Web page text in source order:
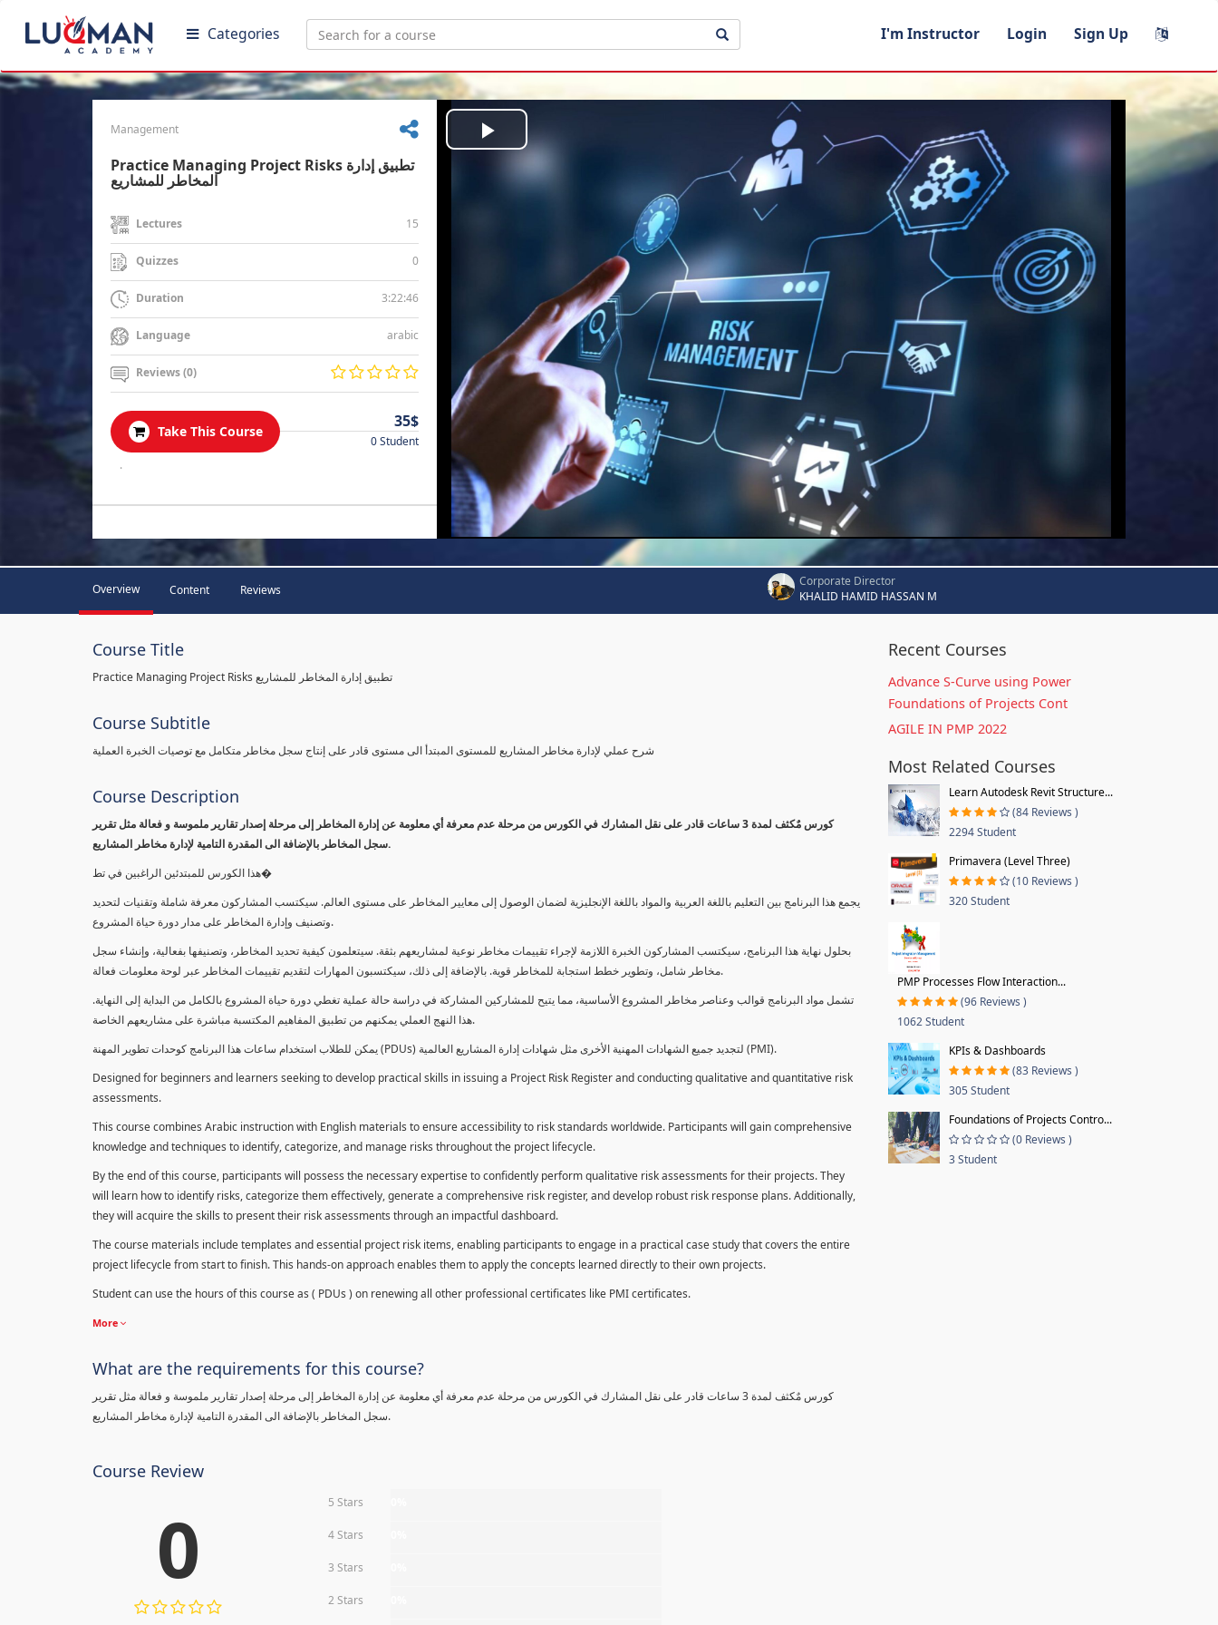
Categories I'm Instructor Login Sign Up
Management
Practice Managing Project Risks تطبيق إدارة
المخاطر للمشاريع
Lectures 15
Quizzes 0
Duration 3:22:46
Language arabic
Reviews (0)
Take This Course
35$
0 Student
.
Play
Video
Overview Content Reviews
Corporate Director
KHALID HAMID HASSAN M
Course Title
Practice Managing Project Risks تطبيق إدارة المخاطر للمشاريع
Course Subtitle
شرح عملي لإدارة مخاطر المشاريع للمستوى المبتدأ الى مستوى قادر على إنتاج سجل مخاطر متكامل مع توصيات الخبرة العملية
Course Description
كورس مٌكثف لمدة 3 ساعات قادر على نقل المشارك في الكورس من مرحلة عدم معرفة أي معلومة عن إدارة المخاطر إلى مرحلة إصدار تقارير ملموسة و فعالة مثل تقرير
سجل المخاطر بالإضافة الى المقدرة التامية لإدارة مخاطر المشاريع.
هذا الكورس للمبتدئين الراغبين في تط�
يجمع هذا البرنامج بين التعليم باللغة العربية والمواد باللغة الإنجليزية لضمان الوصول إلى معايير المخاطر على مستوى العالم. سيكتسب المشاركون معرفة شاملة وتقنيات لتحديد
وتصنيف وإدارة المخاطر على مدار دورة حياة المشروع.
بحلول نهاية هذا البرنامج، سيكتسب المشاركون الخبرة اللازمة لإجراء تقييمات مخاطر نوعية لمشاريعهم بثقة. سيتعلمون كيفية تحديد المخاطر، وتصنيفها بفعالية، وإنشاء سجل
مخاطر شامل، وتطوير خطط استجابة للمخاطر قوية. بالإضافة إلى ذلك، سيكتسبون المهارات لتقديم تقييمات المخاطر عبر لوحة معلومات فعالة.
تشمل مواد البرنامج قوالب وعناصر مخاطر المشروع الأساسية، مما يتيح للمشاركين المشاركة في دراسة حالة عملية تغطي دورة حياة المشروع بالكامل من البداية إلى النهاية.
هذا النهج العملي يمكنهم من تطبيق المفاهيم المكتسبة مباشرة على مشاريعهم الخاصة.
يمكن للطلاب استخدام ساعات هذا البرنامج كوحدات تطوير المهنة (PDUs) لتجديد جميع الشهادات المهنية الأخرى مثل شهادات إدارة المشاريع العالمية (PMI).
Designed for beginners and learners seeking to develop practical skills in issuing a Project Risk Register and conducting qualitative and quantitative risk
assessments.
This course combines Arabic instruction with English materials to ensure accessibility to risk standards worldwide. Participants will gain comprehensive
knowledge and techniques to identify, categorize, and manage risks throughout the project lifecycle.
By the end of this course, participants will possess the necessary expertise to confidently perform qualitative risk assessments for their projects. They
will learn how to identify risks, categorize them effectively, generate a comprehensive risk register, and develop robust risk response plans. Additionally,
they will acquire the skills to present their risk assessments through an impactful dashboard.
The course materials include templates and essential project risk items, enabling participants to engage in a practical case study that covers the entire
project lifecycle from start to finish. This hands-on approach enables them to apply the concepts learned directly to their own projects.
Student can use the hours of this course as ( PDUs ) on renewing all other professional certificates like PMI certificates.
More
What are the requirements for this course?
كورس مٌكثف لمدة 3 ساعات قادر على نقل المشارك في الكورس من مرحلة عدم معرفة أي معلومة عن إدارة المخاطر إلى مرحلة إصدار تقارير ملموسة و فعالة مثل تقرير
سجل المخاطر بالإضافة الى المقدرة التامية لإدارة مخاطر المشاريع.
Course Review
0 5 Stars
4 Stars
3 Stars
2 Stars
Recent Courses
Advance S-Curve using Power
Foundations of Projects Cont
AGILE IN PMP 2022
Most Related Courses
Learn Autodesk Revit Structure...
(84 Reviews )
2294 Student
Primavera (Level Three)
(10 Reviews )
320 Student
PMP Processes Flow Interaction...
(96 Reviews )
1062 Student
KPIs & Dashboards
(83 Reviews )
305 Student
Foundations of Projects Contro...
(0 Reviews )
3 Student